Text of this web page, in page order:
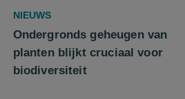
NIEUWS
Ondergronds geheugen van
planten blijkt cruciaal voor
biodiversiteit